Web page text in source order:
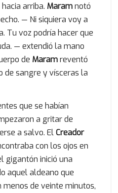
arriba. Maramnotó
— Ni siquiera voy a
Tu voz podría hacer que
— extendió la mano
de Maramreventó
de sangre y vísceras la
que se habían
a gritar de
a salvo. ElCreador
con los ojos en
gigantón inició una
aquel aldeano que
menos de veinte minutos,